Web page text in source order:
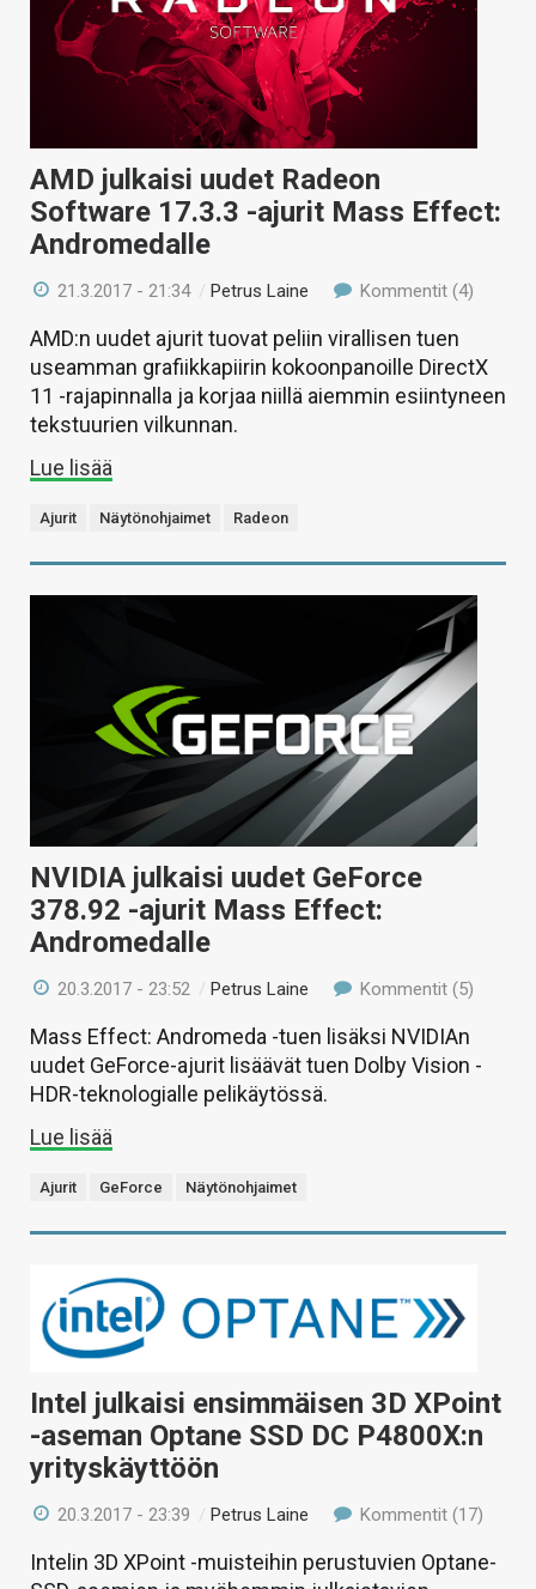
AMD julkaisi uudet Radeon
Software 17.3.3 -ajurit Mass Effect:
Andromedalle
21.3.2017 - 21:34 /Petrus Laine Kommentit (4)
AMD:n uudet ajurit tuovat peliin virallisen tuen
useamman grafiikkapiirin kokoonpanoille DirectX
11 -rajapinnalla ja korjaa niillä aiemmin esiintyneen
tekstuurien vilkunnan.
Lue lisää
Ajurit Näytönohjaimet Radeon
NVIDIA julkaisi uudet GeForce
378.92 -ajurit Mass Effect:
Andromedalle
20.3.2017 - 23:52 /Petrus Laine Kommentit (5)
Mass Effect: Andromeda -tuen lisäksi NVIDIAn
uudet GeForce-ajurit lisäävät tuen Dolby Vision -
HDR-teknologialle pelikäytössä.
Lue lisää
Ajurit GeForce Näytönohjaimet
Intel julkaisi ensimmäisen 3D XPoint
-aseman Optane SSD DC P4800X:n
yrityskäyttöön
20.3.2017 - 23:39 /Petrus Laine Kommentit (17)
Intelin 3D XPoint -muisteihin perustuvien Optane-